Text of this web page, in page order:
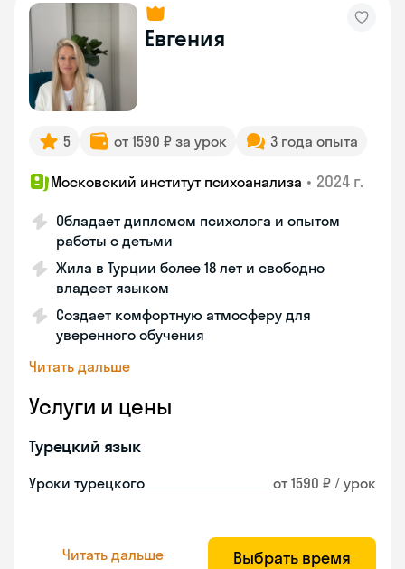
Евгения
5 от 1590 ₽ за урок 3 года опыта
Московский институт психоанализа • 2024 г.
Обладает дипломом психолога и опытом
работы с детьми
Жила в Турции более 18 лет и свободно
владеет языком
Создает комфортную атмосферу для
уверенного обучения
Читать дальше
Услуги и цены
Турецкий язык
Уроки турецкого от 1590 ₽ / урок
Читать дальше Выбрать время